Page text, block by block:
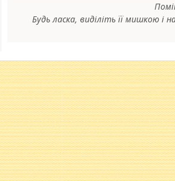
Будь ласка, виділіть її мишкою і